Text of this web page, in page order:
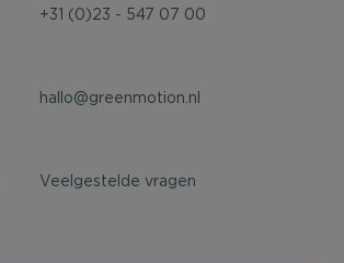
+31 (0)23 - 547 07 00
hallo@greenmotion.nl
Veelgestelde vragen